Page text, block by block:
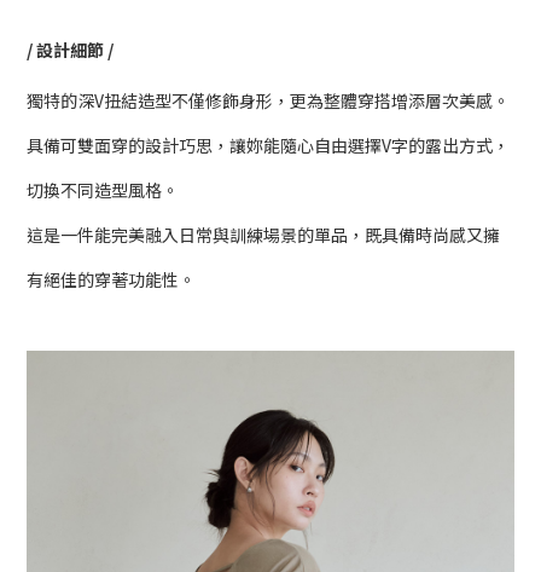
/ 設計細節 /
獨特的深V扭結造型不僅修飾身形，更為整體穿搭增添層次美感。
具備可雙面穿的設計巧思，讓妳能隨心自由選擇V字的露出方式，
切換不同造型風格。
這是一件能完美融入日常與訓練場景的單品，既具備時尚感又擁
有絕佳的穿著功能性。